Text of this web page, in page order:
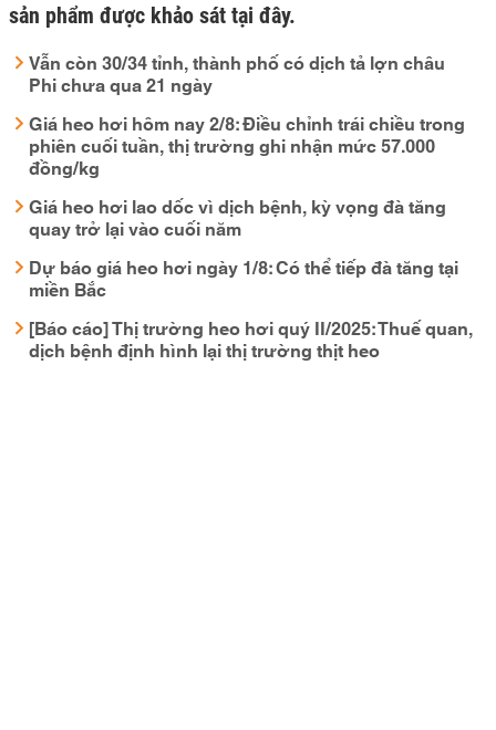
sản phẩm được khảo sát tại đây.
Vẫn còn 30/34 tỉnh, thành phố có dịch tả lợn châu
Phi chưa qua 21 ngày
Giá heo hơi hôm nay 2/8: Điều chỉnh trái chiều trong
phiên cuối tuần, thị trường ghi nhận mức 57.000
đồng/kg
Giá heo hơi lao dốc vì dịch bệnh, kỳ vọng đà tăng
quay trở lại vào cuối năm
Dự báo giá heo hơi ngày 1/8: Có thể tiếp đà tăng tại
miền Bắc
[Báo cáo] Thị trường heo hơi quý II/2025: Thuế quan,
dịch bệnh định hình lại thị trường thịt heo